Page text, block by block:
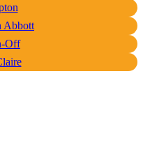
Abbott
Off